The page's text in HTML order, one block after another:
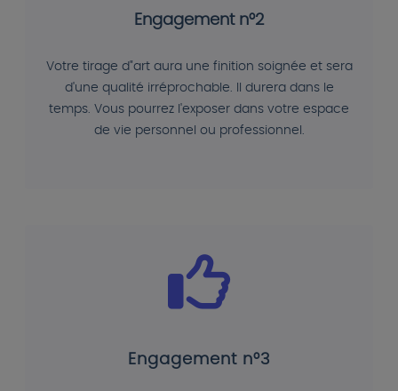
Engagement n°2
Votre tirage d"art aura une finition soignée et sera
d'une qualité irréprochable. Il durera dans le
temps. Vous pourrez l'exposer dans votre espace
de vie personnel ou professionnel.
Engagement n°3